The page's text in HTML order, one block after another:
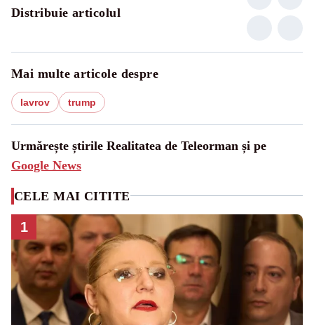
Distribuie articolul
Mai multe articole despre
lavrov trump
Urmărește știrile Realitatea de Teleorman și pe
Google News
CELE MAI CITITE
1